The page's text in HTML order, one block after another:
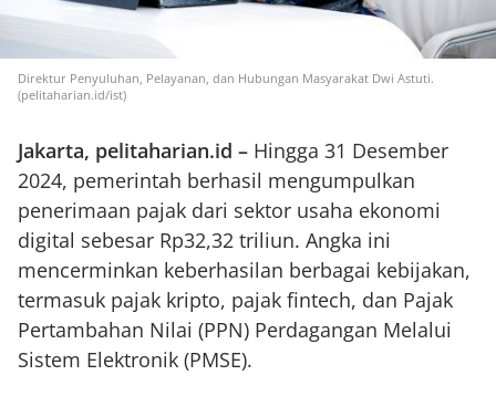
Direktur Penyuluhan, Pelayanan, dan Hubungan Masyarakat Dwi Astuti.
(pelitaharian.id/ist)
Jakarta, pelitaharian.id – Hingga 31 Desember
2024, pemerintah berhasil mengumpulkan
penerimaan pajak dari sektor usaha ekonomi
digital sebesar Rp32,32 triliun. Angka ini
mencerminkan keberhasilan berbagai kebijakan,
termasuk pajak kripto, pajak fintech, dan Pajak
Pertambahan Nilai (PPN) Perdagangan Melalui
Sistem Elektronik (PMSE).